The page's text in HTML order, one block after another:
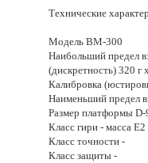
Технические
Модель BM-300
Наибольший предел
(дискретность) 320 г
Калибровка
Наименьший предел
Размер платформы
Класс гири - масса
Класс точности -
Класс защиты -